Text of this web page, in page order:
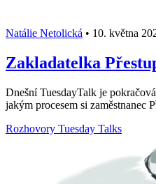
Natálie Netolická • 10. května
Zakladatelka
Dnešní TuesdayTalk je
jakým procesem si zaměstnanec
Rozhovory Tuesday Talks